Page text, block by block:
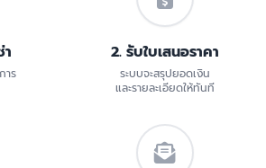
าร
2. รับใบเสนอราคา
ระบบจะสรุปยอดเงิน
และรายละเอียดให้ทันที